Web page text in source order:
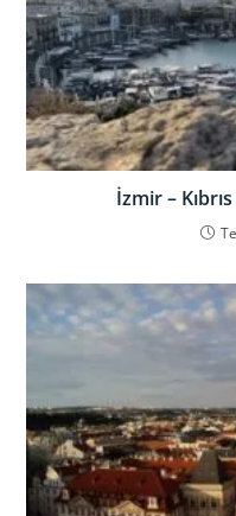
İzmir –